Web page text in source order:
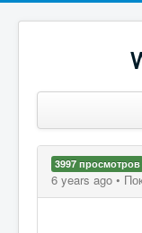
3997 просмотров
6 years ago •